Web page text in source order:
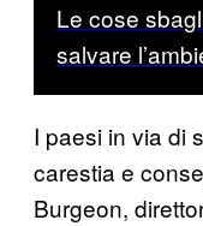
Le cose
salvare
I paesi in via di
carestia e
Burgeon,